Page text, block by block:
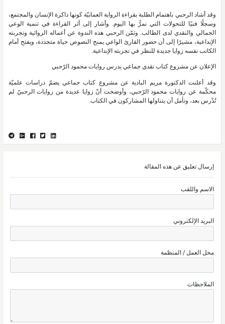
وقد أشاد الرحبي باهتمام الطلبة بقراءة الرواية العمانيّة كونها ذاكرة الإنسان والمجتمع،
وسجلًا فنيًا للتحولات التي نمرُّ بها اليوم. وأشار إلى أثر القراءة في تنمية الوعي
الجمالي والنقدي لدى الطالب. وثمّن الرحبي هذه الندوة عن أعماله الروائية وتجربته
الإبداعية، مشيرًا إلى أن حضور القارئ الواعي يمنح النصوص حياة متجددة، ويفتح أمام
الكاتب نفسه زوايا جديدة للنظر في تجربته الإبداعية.
الإعلان عن مشروع كتاب نقدي جماعي يدرس روايات محمود الرّحبي
وقد أعلنت الدكتورة مريم البادية عن مشروع كتاب جماعي يضمّ دراسات علميّة
محكّمة عن روايات محمود الرّحبي، وأوضحت أنّ زوايا عديدة من روايات الرحبيّ لم
تُدْرس بعد، وتأمل أن يتناولها المشاركون في الكتاب.
إرسال تعليق عن هذه المقالة
الاسم واللقب
البريد الإلكتروني
محل العمل / المنظمة
الملاحظات